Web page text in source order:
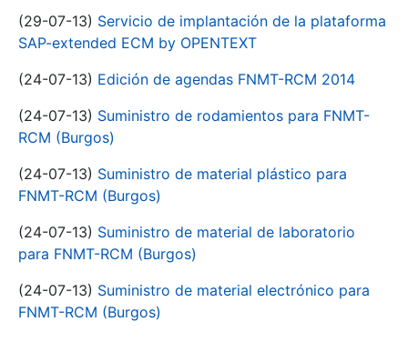
(29-07-13) Servicio de implantación de la plataforma
SAP-extended ECM by OPENTEXT
(24-07-13) Edición de agendas FNMT-RCM 2014
(24-07-13) Suministro de rodamientos para FNMT-
RCM (Burgos)
(24-07-13) Suministro de material plástico para
FNMT-RCM (Burgos)
(24-07-13) Suministro de material de laboratorio
para FNMT-RCM (Burgos)
(24-07-13) Suministro de material electrónico para
FNMT-RCM (Burgos)